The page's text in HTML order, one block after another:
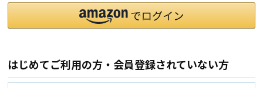
はじめてご利用の方・会員登録されていない方